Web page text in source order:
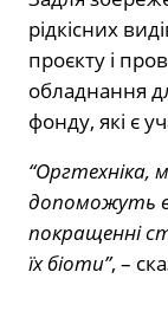
рідкісних
проєкту і
обладнання
фонду, які є
“Оргтехніка,
допоможуть в
покращенні
їх біоти”, –